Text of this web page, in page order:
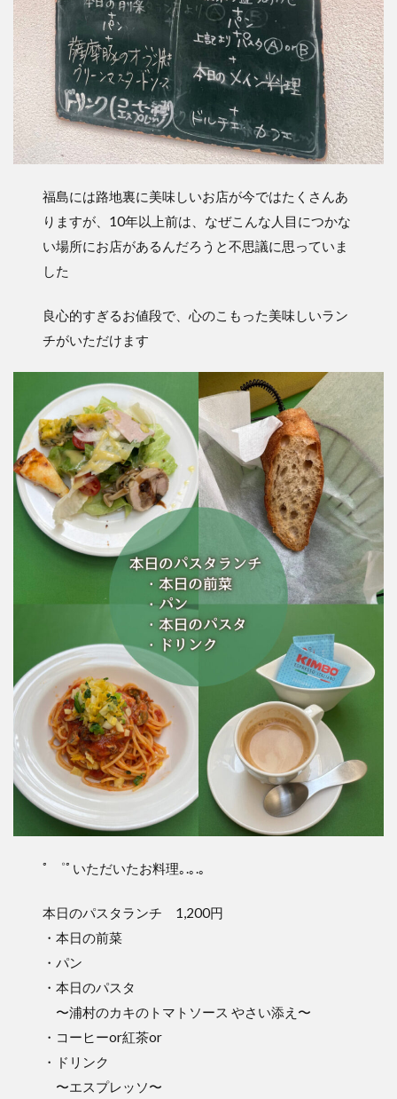
福島には路地裏に美味しいお店が今ではたくさんあ
りますが、10年以上前は、なぜこんな人目につかな
い場所にお店があるんだろうと不思議に思っていま
した
良心的すぎるお値段で、心のこもった美味しいラン
チがいただけます
ﾟ ゜ﾟいただいたお料理｡.｡.｡
本日のパスタランチ 1,200円
・本日の前菜
・パン
・本日のパスタ
〜浦村のカキのトマトソース やさい添え〜
・コーヒーor紅茶or
・ドリンク
〜エスプレッソ〜